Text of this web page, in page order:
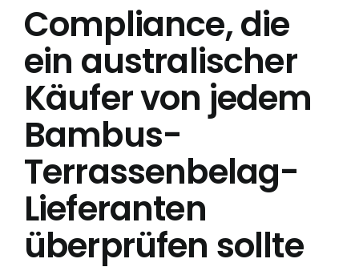
Compliance, die
ein australischer
Käufer von jedem
Bambus-
Terrassenbelag-
Lieferanten
überprüfen sollte